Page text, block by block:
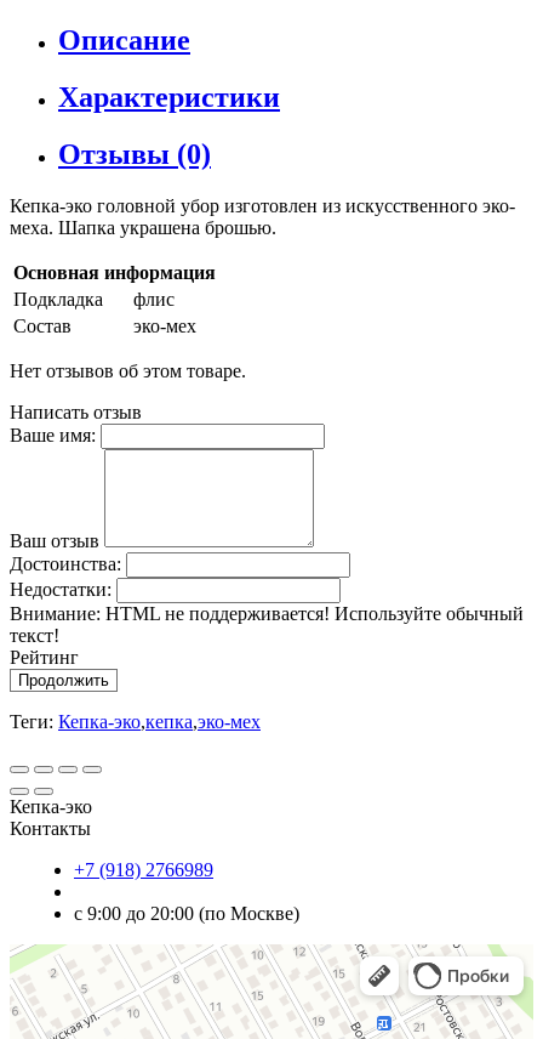
Описание
Характеристики
Отзывы (0)
Кепка-эко головной убор изготовлен из искусственного эко-
меха. Шапка украшена брошью.
Основная информация
Подкладка
флис
Состав
эко-мех
Нет отзывов об этом товаре.
Написать отзыв
Ваше имя:
Ваш отзыв
Достоинства:
Недостатки:
Внимание: HTML не поддерживается! Используйте обычный
текст!
Рейтинг
Продолжить
Теги: Кепка-эко,кепка,эко-мех
Кепка-эко
Контакты
+7 (918) 2766989
с 9:00 до 20:00 (по Москве)